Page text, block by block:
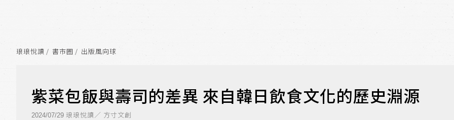
琅琅悅讀 書市圈 出版風向球
紫菜包飯與壽司的差異 來自韓日飲食文化的歷史淵源
2024/07/29 琅琅悅讀／ 方寸文創